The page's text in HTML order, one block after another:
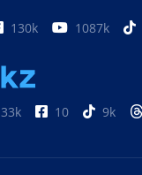
130k 1087k
33k 10 9k